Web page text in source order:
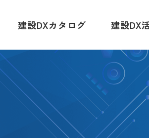
建設DXカタログ 建設DX